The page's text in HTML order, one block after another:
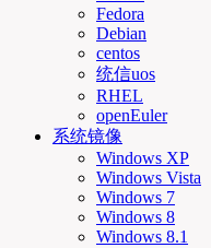
Fedora
Debian
centos
统信uos
RHEL
openEuler
系统镜像
Windows XP
Windows Vista
Windows 7
Windows 8
Windows 8.1